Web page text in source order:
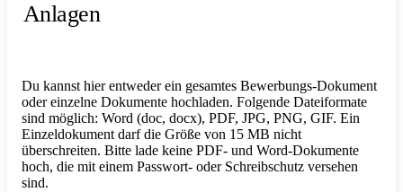
Anlagen
Du kannst hier entweder ein gesamtes Bewerbungs-Dokument
oder einzelne Dokumente hochladen. Folgende Dateiformate
sind möglich: Word (doc, docx), PDF, JPG, PNG, GIF. Ein
Einzeldokument darf die Größe von 15 MB nicht
überschreiten. Bitte lade keine PDF- und Word-Dokumente
hoch, die mit einem Passwort- oder Schreibschutz versehen
sind.